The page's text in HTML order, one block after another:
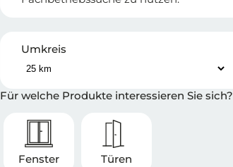
Umkreis
Für welche Produkte interessieren Sie sich?
Fenster
Türen